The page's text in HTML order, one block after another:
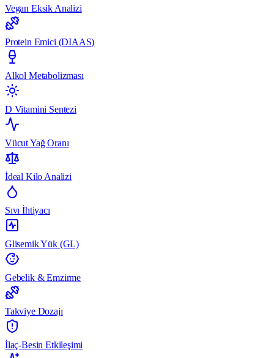
Vegan Eksik Analizi
Protein Emici (DIAAS)
Alkol Metabolizması
D Vitamini Sentezi
Vücut Yağ Oranı
İdeal Kilo Analizi
Sıvı İhtiyacı
Glisemik Yük (GL)
Gebelik & Emzirme
Takviye Dozajı
İlaç-Besin Etkileşimi